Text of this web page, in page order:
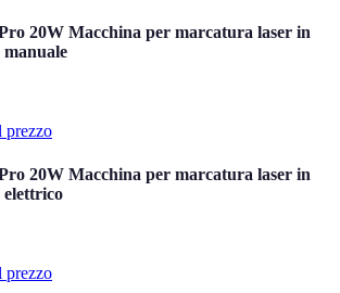
20W Macchina per marcatura laser in
prezzo
20W Macchina per marcatura laser in
elettrico
prezzo